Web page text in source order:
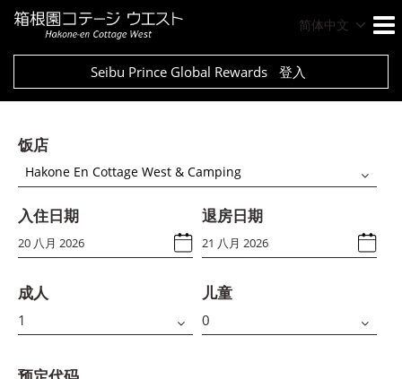
简体中文
Seibu Prince Global Rewards 登入
饭店
Hakone En Cottage West & Camping
入住日期 退房日期
成人 儿童